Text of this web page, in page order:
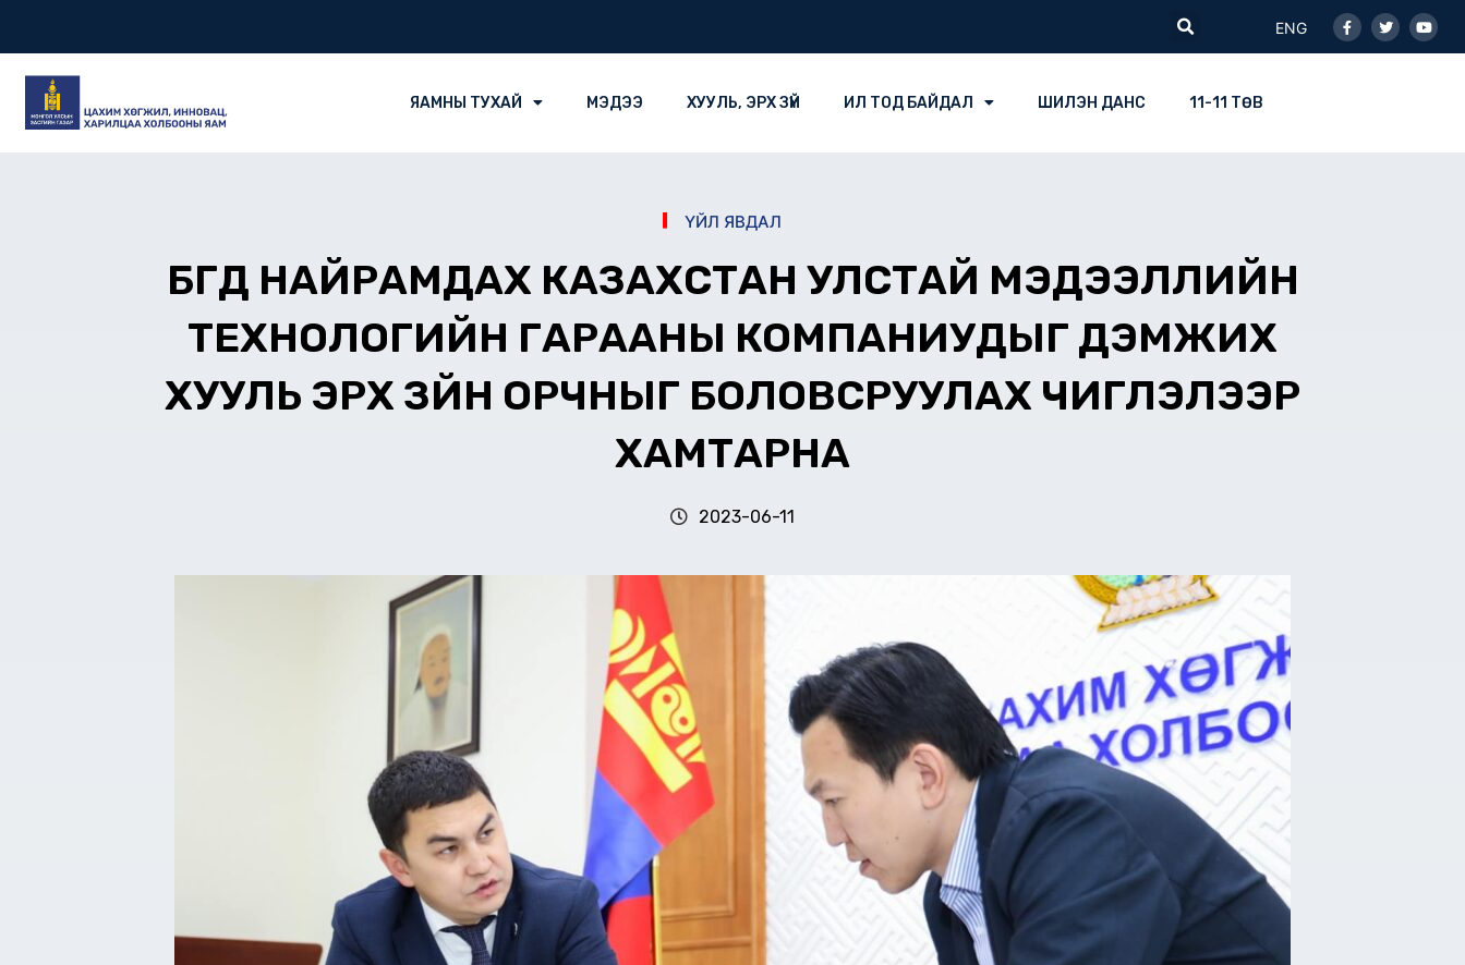
Search
ENG
f
ЯАМНЫ ТУХАЙ МЭДЭЭ ХУУЛЬ, ЭРХ ЗҮЙ ИЛ ТОД БАЙДАЛ ШИЛЭН ДАНС 11-11 ТӨВ
ҮЙЛ ЯВДАЛ
БҮГД НАЙРАМДАХ КАЗАХСТАН УЛСТАЙ МЭДЭЭЛЛИЙН
ТЕХНОЛОГИЙН ГАРААНЫ КОМПАНИУДЫГ ДЭМЖИХ
ХУУЛЬ ЭРХ ЗҮЙН ОРЧНЫГ БОЛОВСРУУЛАХ ЧИГЛЭЛЭЭР
ХАМТАРНА
2023-06-11